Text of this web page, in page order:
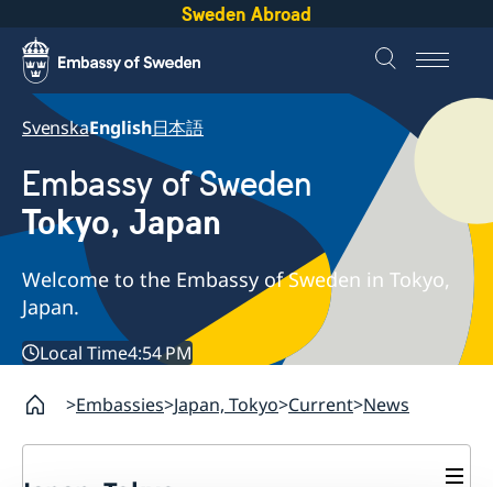
Sweden Abroad
SvenskaEnglish日本語
Embassy of Sweden
Tokyo, Japan
Welcome to the Embassy of Sweden in Tokyo,
Japan.
Local Time4:54 PM
Embassies Japan, Tokyo Current News